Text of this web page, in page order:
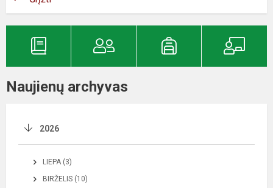
Naujienų archyvas
2026
LIEPA (3)
BIRŽELIS (10)